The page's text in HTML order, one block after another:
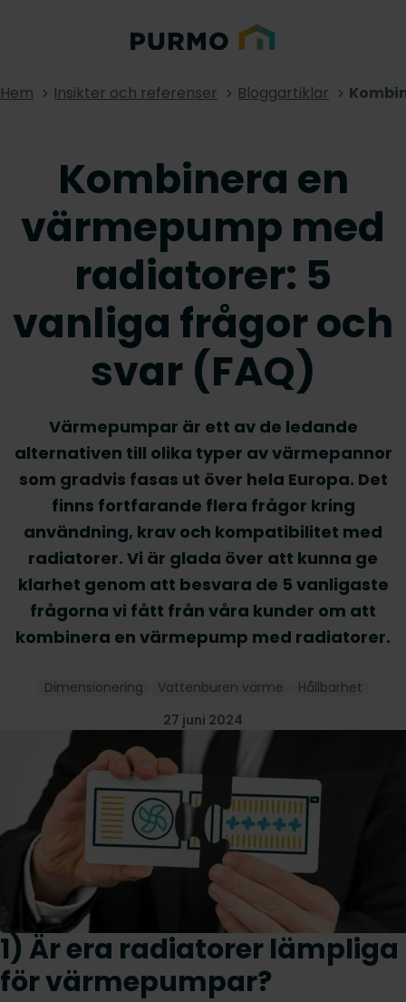
Hem Insikter och referenser Bloggartiklar
Kombinera en
värmepump med
radiatorer: 5
vanliga frågor och
svar (FAQ)
Värmepumpar är ett av de ledande
alternativen till olika typer av värmepannor
som gradvis fasas ut över hela Europa. Det
finns fortfarande flera frågor kring
användning, krav och kompatibilitet med
radiatorer. Vi är glada över att kunna ge
klarhet genom att besvara de 5 vanligaste
frågorna vi fått från våra kunder om att
kombinera en värmepump med radiatorer.
Dimensionering Vattenburen värme
Hållbarhet
27 juni 2024
1) Är era radiatorer lämpliga
för värmepumpar?